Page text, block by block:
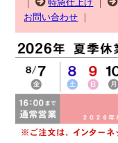
｜ 特急仕上げ ｜
お問い合わせ ｜